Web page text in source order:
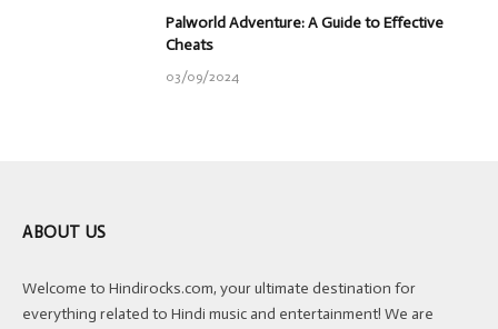
Palworld Adventure: A Guide to Effective
Cheats
03/09/2024
ABOUT US
Welcome to Hindirocks.com, your ultimate destination for
everything related to Hindi music and entertainment! We are